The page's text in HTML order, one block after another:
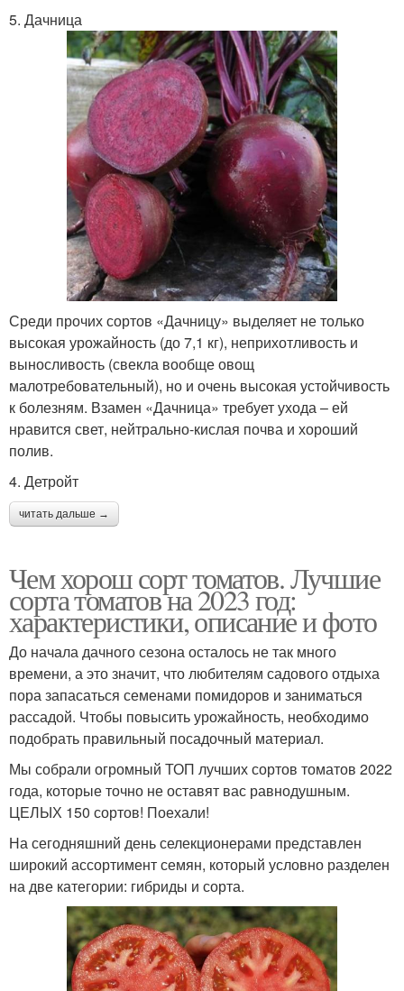
5. Дачница
Среди прочих сортов «Дачницу» выделяет не только
высокая урожайность (до 7,1 кг), неприхотливость и
выносливость (свекла вообще овощ
малотребовательный), но и очень высокая устойчивость
к болезням. Взамен «Дачница» требует ухода – ей
нравится свет, нейтрально-кислая почва и хороший
полив.
4. Детройт
читать дальше →
Чем хорош сорт томатов. Лучшие
сорта томатов на 2023 год:
характеристики, описание и фото
До начала дачного сезона осталось не так много
времени, а это значит, что любителям садового отдыха
пора запасаться семенами помидоров и заниматься
рассадой. Чтобы повысить урожайность, необходимо
подобрать правильный посадочный материал.
Мы собрали огромный ТОП лучших сортов томатов 2022
года, которые точно не оставят вас равнодушным.
ЦЕЛЫХ 150 сортов! Поехали!
На сегодняшний день селекционерами представлен
широкий ассортимент семян, который условно разделен
на две категории: гибриды и сорта.